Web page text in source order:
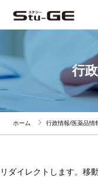
行
ホーム 行政情報/医薬品情
リダイレクトします。移